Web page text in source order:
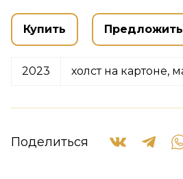
Купить
2023 холст на картоне,
Поделиться